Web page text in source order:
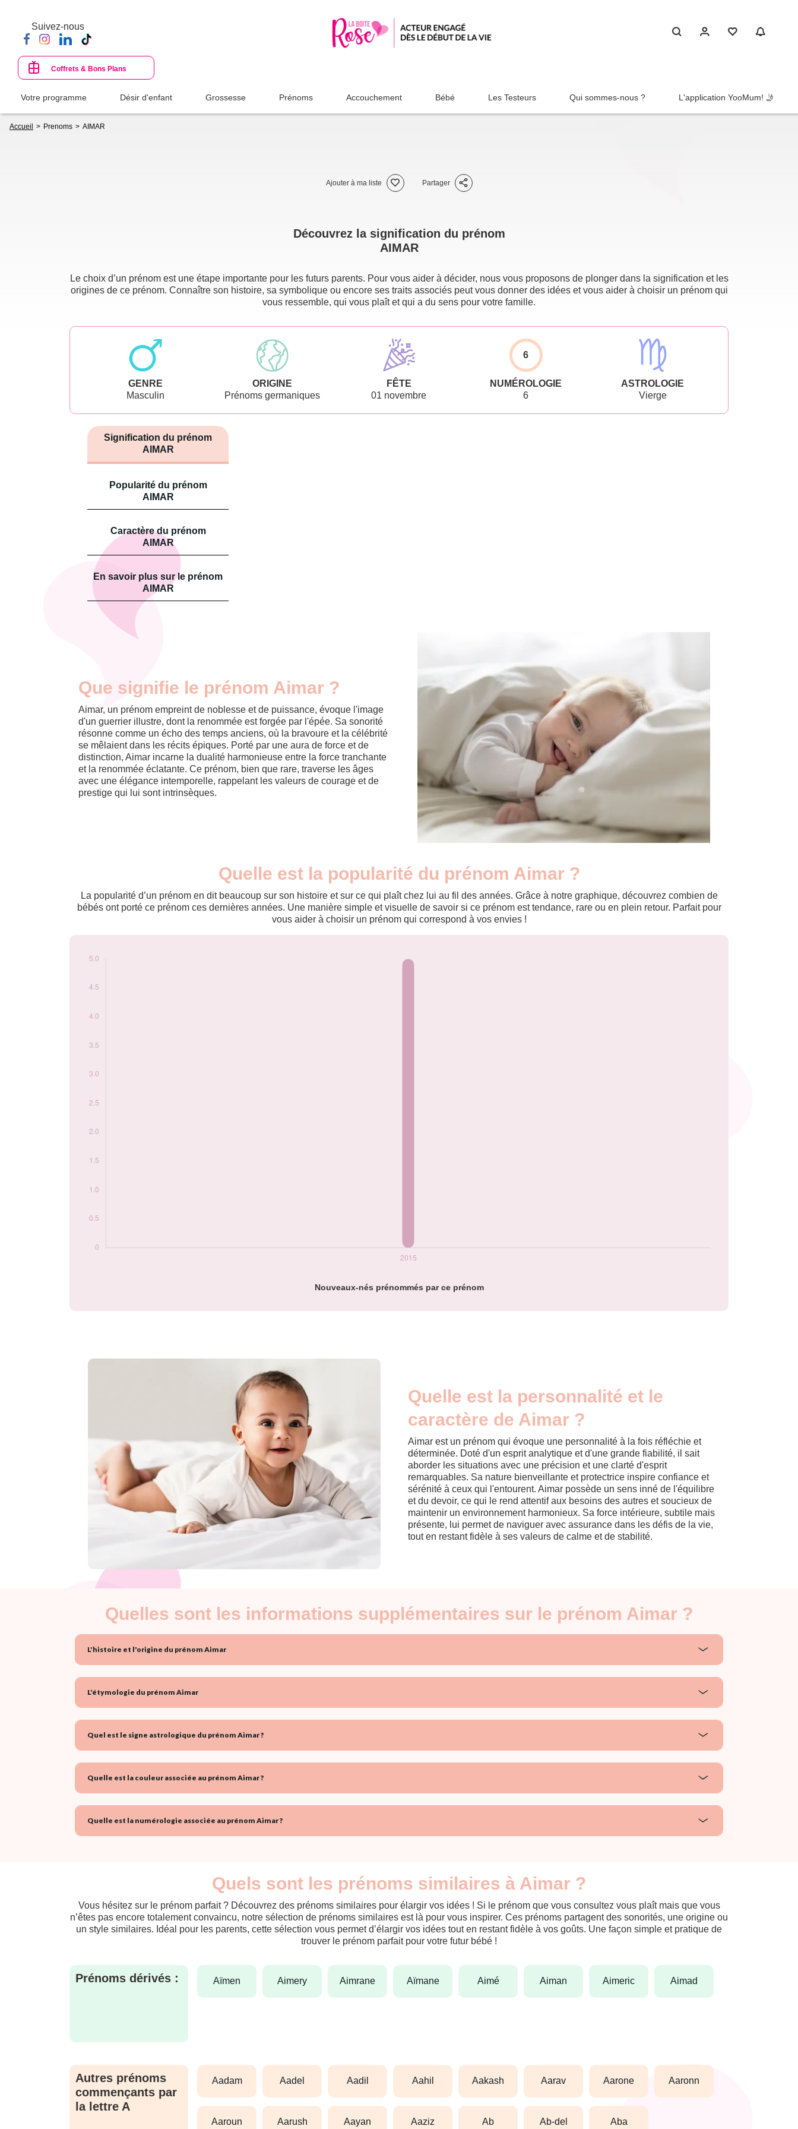
contenu
principal
Suivez-nous
Coffrets & Bons Plans
Votre programme Désir d'enfant Grossesse Prénoms Accouchement Bébé Les Testeurs Qui sommes-nous ? L'application YooMum! 🤳
d'Ariane
Accueil Prenoms AIMAR
Ajouter à ma liste Partager
Découvrez la signification du prénom
AIMAR
Le choix d’un prénom est une étape importante pour les futurs parents. Pour vous aider à décider, nous vous proposons de plonger dans la signification et les
origines de ce prénom. Connaître son histoire, sa symbolique ou encore ses traits associés peut vous donner des idées et vous aider à choisir un prénom qui
vous ressemble, qui vous plaît et qui a du sens pour votre famille.
GENRE
Masculin
ORIGINE
Prénoms germaniques
FÊTE
01 novembre
6
NUMÉROLOGIE
6
ASTROLOGIE
Vierge
Signification du prénom
AIMAR
Popularité du prénom
AIMAR
Caractère du prénom
AIMAR
En savoir plus sur le prénom
AIMAR
Que signifie le prénom Aimar ?
Aimar, un prénom empreint de noblesse et de puissance, évoque l'image
d'un guerrier illustre, dont la renommée est forgée par l'épée. Sa sonorité
résonne comme un écho des temps anciens, où la bravoure et la célébrité
se mêlaient dans les récits épiques. Porté par une aura de force et de
distinction, Aimar incarne la dualité harmonieuse entre la force tranchante
et la renommée éclatante. Ce prénom, bien que rare, traverse les âges
avec une élégance intemporelle, rappelant les valeurs de courage et de
prestige qui lui sont intrinsèques.
Quelle est la popularité du prénom Aimar ?
La popularité d’un prénom en dit beaucoup sur son histoire et sur ce qui plaît chez lui au fil des années. Grâce à notre graphique, découvrez combien de
bébés ont porté ce prénom ces dernières années. Une manière simple et visuelle de savoir si ce prénom est tendance, rare ou en plein retour. Parfait pour
vous aider à choisir un prénom qui correspond à vos envies !
Nouveaux-nés prénommés par ce prénom
Popularité du
2015
5
Quelle est la personnalité et le
caractère de Aimar ?
Aimar est un prénom qui évoque une personnalité à la fois réfléchie et
déterminée. Doté d'un esprit analytique et d'une grande fiabilité, il sait
aborder les situations avec une précision et une clarté d'esprit
remarquables. Sa nature bienveillante et protectrice inspire confiance et
sérénité à ceux qui l'entourent. Aimar possède un sens inné de l'équilibre
et du devoir, ce qui le rend attentif aux besoins des autres et soucieux de
maintenir un environnement harmonieux. Sa force intérieure, subtile mais
présente, lui permet de naviguer avec assurance dans les défis de la vie,
tout en restant fidèle à ses valeurs de calme et de stabilité.
Quelles sont les informations supplémentaires sur le prénom Aimar ?
L'histoire et l'origine du prénom Aimar
L'étymologie du prénom Aimar
Quel est le signe astrologique du prénom Aimar ?
Quelle est la couleur associée au prénom Aimar ?
Quelle est la numérologie associée au prénom Aimar ?
Quels sont les prénoms similaires à Aimar ?
Vous hésitez sur le prénom parfait ? Découvrez des prénoms similaires pour élargir vos idées ! Si le prénom que vous consultez vous plaît mais que vous
n’êtes pas encore totalement convaincu, notre sélection de prénoms similaires est là pour vous inspirer. Ces prénoms partagent des sonorités, une origine ou
un style similaires. Idéal pour les parents, cette sélection vous permet d’élargir vos idées tout en restant fidèle à vos goûts. Une façon simple et pratique de
trouver le prénom parfait pour votre futur bébé !
Prénoms dérivés : aïmen aimery aimrane aïmane aimé aiman aimeric aimad
Autres prénoms
commençants par
la lettre A
aadam aadel aadil aahil aakash aarav aarone aaronn
aaroun aarush aayan aaziz ab ab-del aba